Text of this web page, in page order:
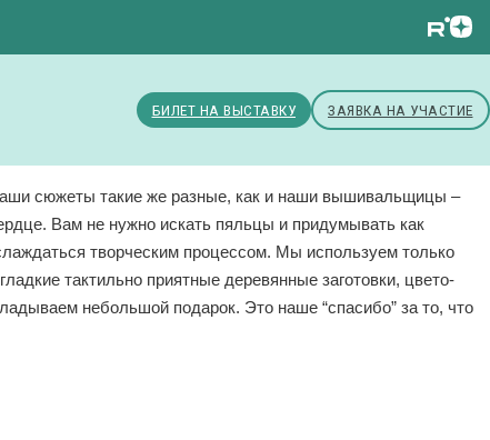
БИЛЕТ НА ВЫСТАВКУ ЗАЯВКА НА УЧАСТИЕ
сюжеты такие же разные, как и наши вышивальщицы –
Вам не нужно искать пяльцы и придумывать как
творческим процессом. Мы используем только
тактильно приятные деревянные заготовки, цвето-
небольшой подарок. Это наше “спасибо” за то, что